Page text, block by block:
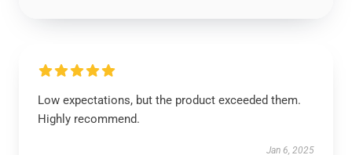
Low expectations, but the product exceeded them.
Highly recommend.
Jan 6, 2025